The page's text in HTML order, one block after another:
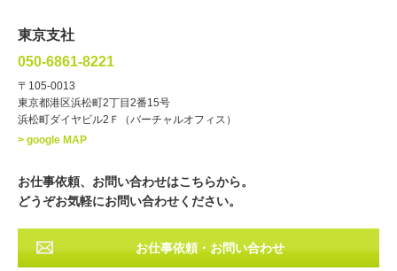
・年齢
・出身地 北海道 東北
その他
東京支社
050-6861-8221
〒105-0013
東京都港区浜松町2丁目2番15号
浜松町ダイヤビル2Ｆ（バーチャルオフィス）
> google MAP
お仕事依頼、お問い合わせはこちらから。
どうぞお気軽にお問い合わせください。
お仕事依頼・お問い合わせ